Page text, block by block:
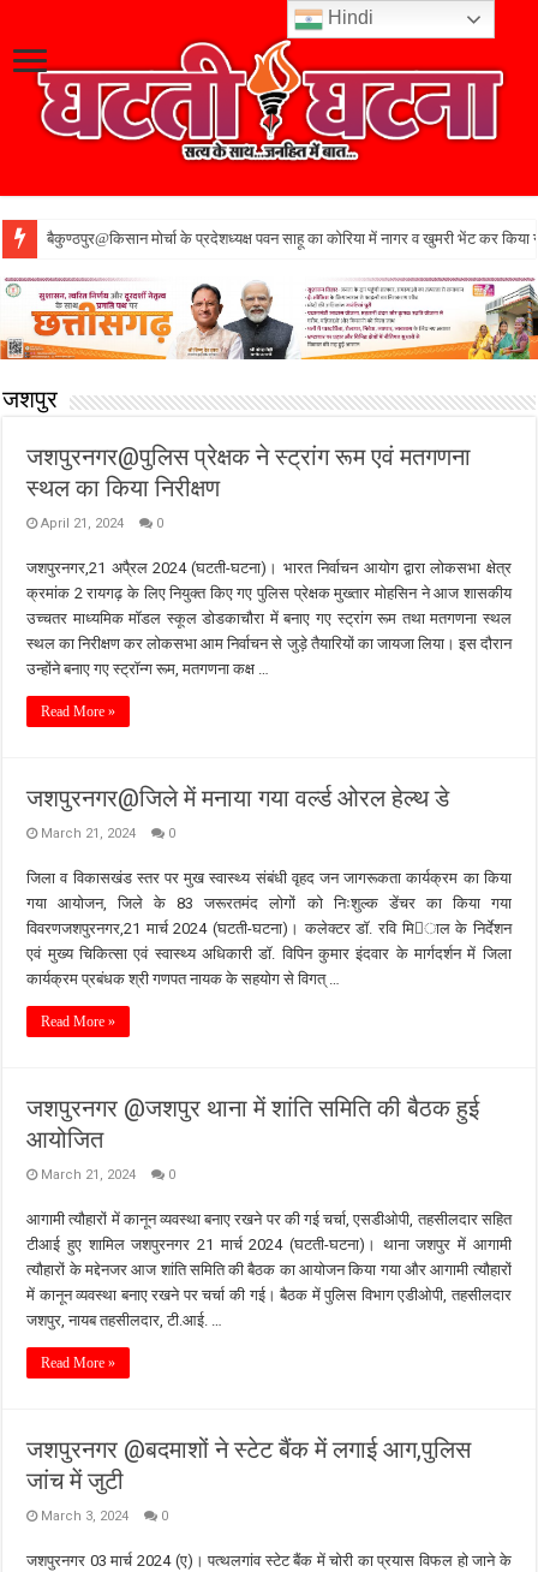
बैकुण्ठपुर@किसान मोर्चा के प्रदेशध्यक्ष पवन साहू का कोरिया में नागर व खुमरी भेंट कर किया
जशपुर
जशपुरनगर@पुलिस प्रेक्षक ने स्ट्रांग रूम एवं मतगणना
स्थल का किया निरीक्षण
April 21, 2024 0
जशपुरनगर,21 अपै्रल 2024 (घटती-घटना)। भारत निर्वाचन आयोग द्वारा लोकसभा क्षेत्र
क्रमांक 2 रायगढ़ के लिए नियुक्त किए गए पुलिस प्रेक्षक मुख्तार मोहसिन ने आज शासकीय
उच्चतर माध्यमिक मॉडल स्कूल डोडकाचौरा में बनाए गए स्ट्रांग रूम तथा मतगणना स्थल
स्थल का निरीक्षण कर लोकसभा आम निर्वाचन से जुड़े तैयारियों का जायजा लिया। इस दौरान
उन्होंने बनाए गए स्ट्रॉन्ग रूम, मतगणना कक्ष …
Read More »
जशपुरनगर@जिले में मनाया गया वर्ल्ड ओरल हेल्थ डे
March 21, 2024 0
जिला व विकासखंड स्तर पर मुख स्वास्थ्य संबंधी वृहद जन जागरूकता कार्यक्रम का किया
गया आयोजन, जिले के 83 जरूरतमंद लोगों को निःशुल्क डेंचर का किया गया
विवरणजशपुरनगर,21 मार्च 2024 (घटती-घटना)। कलेक्टर डॉ. रवि मिाल के निर्देशन
एवं मुख्य चिकित्सा एवं स्वास्थ्य अधिकारी डॉ. विपिन कुमार इंदवार के मार्गदर्शन में जिला
कार्यक्रम प्रबंधक श्री गणपत नायक के सहयोग से विगत् …
Read More »
जशपुरनगर @जशपुर थाना में शांति समिति की बैठक हुई
आयोजित
March 21, 2024 0
आगामी त्यौहारों में कानून व्यवस्था बनाए रखने पर की गई चर्चा, एसडीओपी, तहसीलदार सहित
टीआई हुए शामिल जशपुरनगर 21 मार्च 2024 (घटती-घटना)। थाना जशपुर में आगामी
त्यौहारों के मद्देनजर आज शांति समिति की बैठक का आयोजन किया गया और आगामी त्यौहारों
में कानून व्यवस्था बनाए रखने पर चर्चा की गई। बैठक में पुलिस विभाग एडीओपी, तहसीलदार
जशपुर, नायब तहसीलदार, टी.आई. …
Read More »
जशपुरनगर @बदमाशों ने स्टेट बैंक में लगाई आग,पुलिस
जांच में जुटी
March 3, 2024 0
जशपुरनगर 03 मार्च 2024 (ए)। पत्थलगांव स्टेट बैंक में चोरी का प्रयास विफल हो जाने के
Hindi